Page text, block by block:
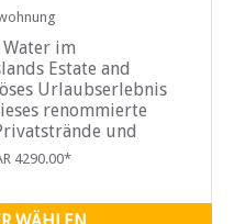
Water im
Estate and
Urlaubserlebnis
renommierte
und
ist, ist gesäumt
4290.00*